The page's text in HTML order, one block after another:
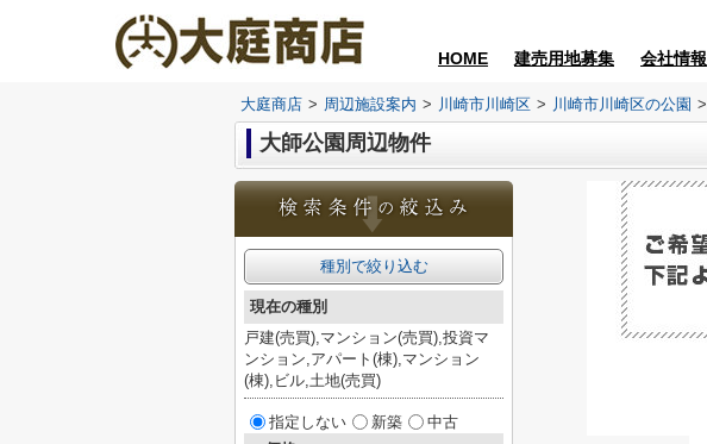
HOME 建売用地募集 会社情報
大庭商店 > 周辺施設案内 > 川崎市川崎区 > 川崎市川崎区の公園 >
大師公園周辺物件
種別で絞り込む
現在の種別
戸建(売買),マンション(売買),投資マ
ンション,アパート(棟),マンション
(棟),ビル,土地(売買)
指定しない 新築
中古